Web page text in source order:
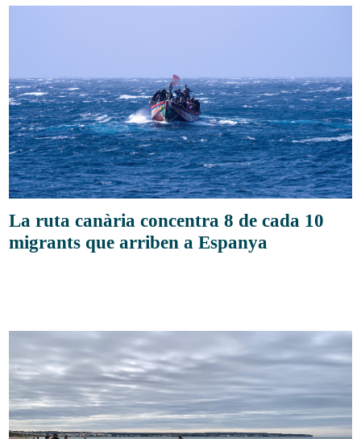
La ruta canària concentra 8 de cada 10
migrants que arriben a Espanya